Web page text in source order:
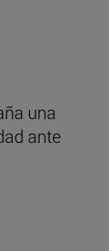
una
ante